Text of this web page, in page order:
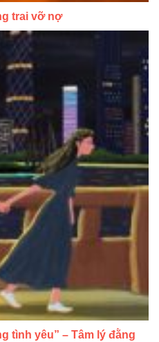
trai vỡ nợ
tình yêu” – Tâm lý đằng